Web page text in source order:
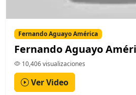
Fernando Aguayo América
Fernando Aguayo
10,406 visualizaciones
Ver Video